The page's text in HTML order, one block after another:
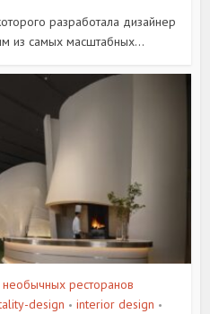
разработала дизайнер
из самых масштабных...
ресторанов
design • interior design •